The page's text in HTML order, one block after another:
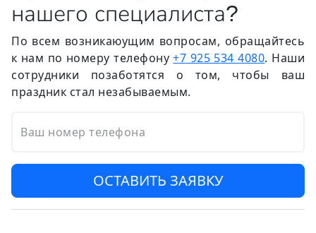
нашего специалиста?
По всем возникаюущим вопросам, обращайтесь
к нам по номеру телефону+7 925 534 4080. Наши
сотрудники позаботятся о том, чтобы ваш
праздник стал незабываемым.
Ваш номер телефона
ОСТАВИТЬ ЗАЯВКУ